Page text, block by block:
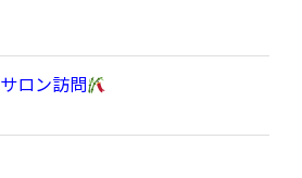
ロン訪問